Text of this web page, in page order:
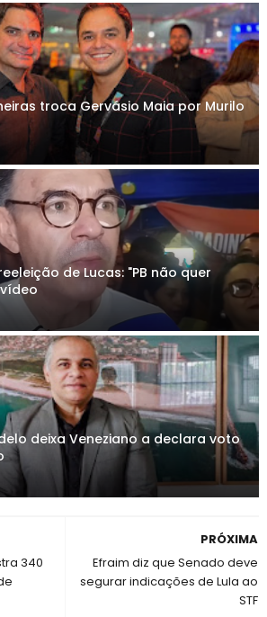
troca Gervásio Maia por Murilo
de Lucas: "PB não quer
deixa Veneziano a declara voto
PRÓXIMA
Efraim diz que Senado deve
segurar indicações de Lula ao
STF
340